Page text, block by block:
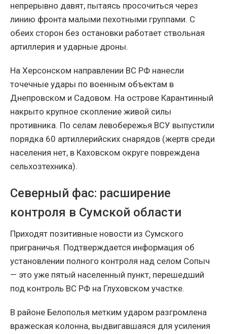
непрерывно давят, пытаясь просочиться через
линию фронта малыми пехотными группами. С
обеих сторон без остановки работает ствольная
артиллерия и ударные дроны.
На Херсонском направлении ВС РФ нанесли
точечные удары по военным объектам в
Днепровском и Садовом. На острове Карантинный
накрыто крупное скопление живой силы
противника. По селам левобережья ВСУ выпустили
порядка 60 артиллерийских снарядов (жертв среди
населения нет, в Каховском округе повреждена
сельхозтехника).
Северный фас: расширение
контроля в Сумской области
Приходят позитивные новости из Сумского
приграничья. Подтверждается информация об
установлении полного контроля над селом Сопыч
— это уже пятый населенный пункт, перешедший
под контроль ВС РФ на Глуховском участке.
В районе Белополья метким ударом разгромлена
вражеская колонна, выдвигавшаяся для усиления